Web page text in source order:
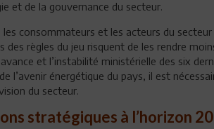
et de la gouvernance du secteur.
les consommateurs et les acteurs du
des règles du jeu risquent de les rendre
et l’instabilité ministérielle des six
l’avenir énergétique du pays, il est
du secteur.
stratégiques à l’horizon